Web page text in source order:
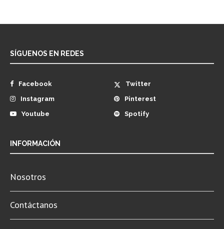
SÍGUENOS EN REDES
Facebook
Twitter
Instagram
Pinterest
Youtube
Spotify
INFORMACIÓN
Nosotros
Contáctanos